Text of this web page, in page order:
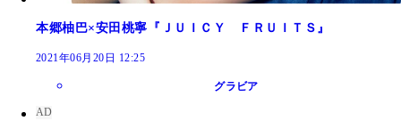
本郷柚巴×安田桃寧『ＪＵＩＣＹ ＦＲＵＩＴＳ』
2021年06月20日 12:25
グラビア